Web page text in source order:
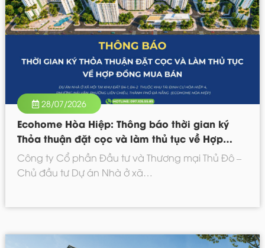
28/07/2026
Ecohome Hòa Hiệp: Thông báo thời gian ký
Thỏa thuận đặt cọc và làm thủ tục về Hợp
đồng mua bán Tòa NOXH02
Công ty Cổ phần Đầu tư và Thương mại Thủ Đô –
Chủ đầu tư Dự án Nhà ở xã…